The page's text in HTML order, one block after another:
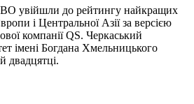
увійшли до рейтингу найкращих
і Центральної Азії за версією
компанії QS. Черкаський
імені Богдана Хмельницького
двадцятці.